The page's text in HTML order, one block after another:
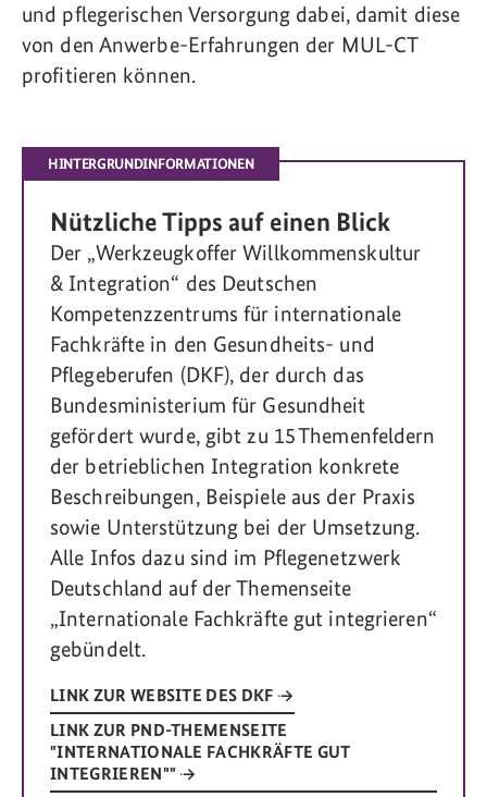
und pflegerischen Versorgung dabei, damit diese
von den Anwerbe-Erfahrungen der MUL-CT
profitieren können.
HINTERGRUNDINFORMATIONEN
Nützliche Tipps auf einen Blick
Der „Werkzeugkoffer Willkommenskultur
& Integration“ des Deutschen
Kompetenzzentrums für internationale
Fachkräfte in den Gesundheits- und
Pflegeberufen (DKF), der durch das
Bundesministerium für Gesundheit
gefördert wurde, gibt zu 15 Themenfeldern
der betrieblichen Integration konkrete
Beschreibungen, Beispiele aus der Praxis
sowie Unterstützung bei der Umsetzung.
Alle Infos dazu sind im Pflegenetzwerk
Deutschland auf der Themenseite
„Internationale Fachkräfte gut integrieren“
gebündelt.
LINK ZUR WEBSITE DES DKF
LINK ZUR PND-THEMENSEITE
"INTERNATIONALE FACHKRÄFTE GUT
INTEGRIEREN""